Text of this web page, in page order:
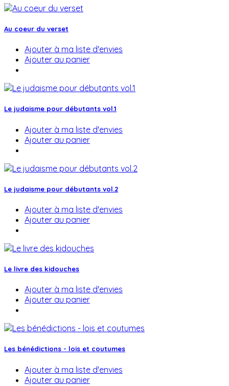
Au coeur du verset
Ajouter à ma liste d'envies
Ajouter au panier
Le judaisme pour débutants vol.1
Ajouter à ma liste d'envies
Ajouter au panier
Le judaisme pour débutants vol.2
Ajouter à ma liste d'envies
Ajouter au panier
Le livre des kidouches
Ajouter à ma liste d'envies
Ajouter au panier
Les bénédictions - lois et coutumes
Ajouter à ma liste d'envies
Ajouter au panier